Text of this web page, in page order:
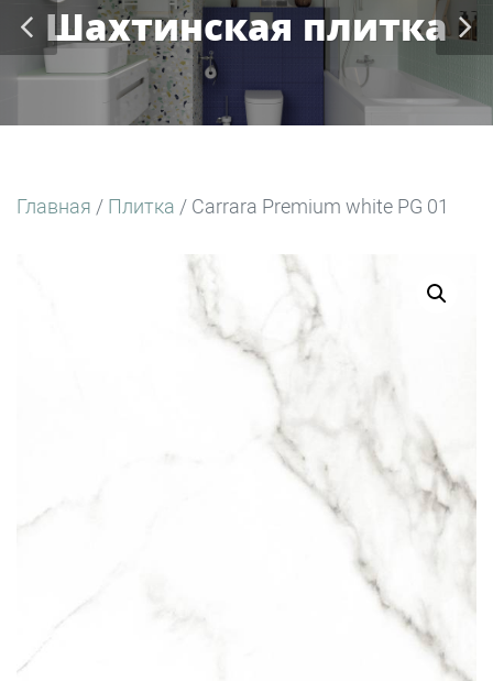
Шахтинская плитка
Главная / Плитка / Carrara Premium white PG 01